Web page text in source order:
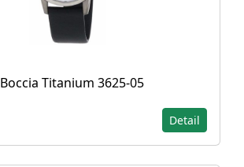
Boccia Titanium 3625-05
Detail